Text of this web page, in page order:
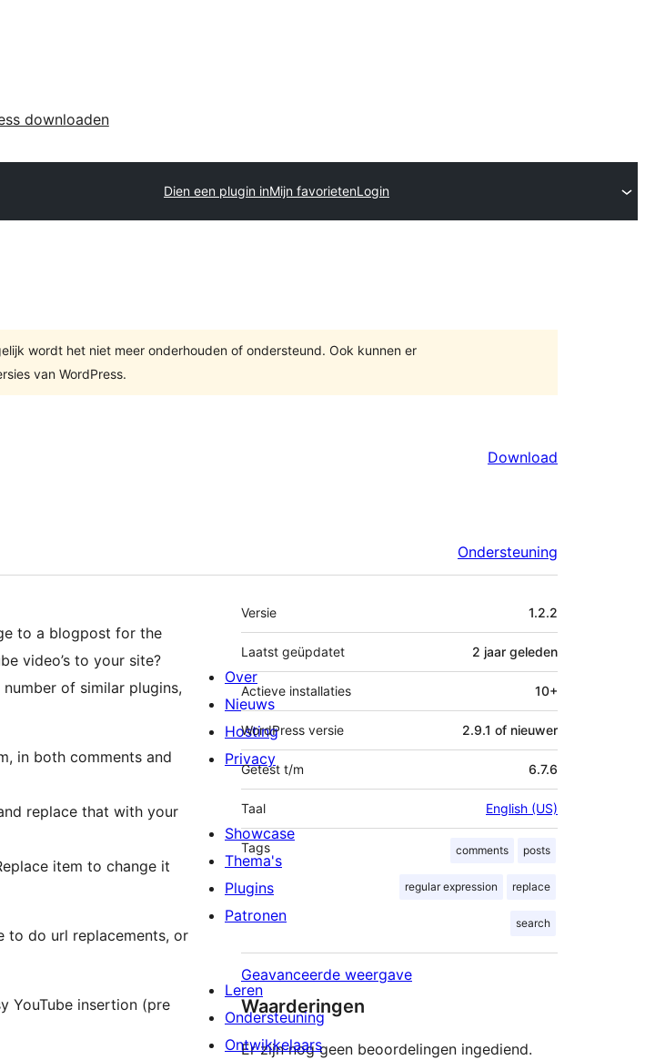
downloaden
Dien een plugin inMijn favorietenLogin
wordt het niet meer onderhouden of ondersteund. Ook kunnen er
van WordPress.
Download
Ondersteuning
to a blogpost for the
video’s to your site?
of similar plugins,
in both comments and
replace that with your
item to change it
to do url replacements, or
YouTube insertion (pre
Meta
Versie 1.2.2
Laatst geüpdatet 2 jaar geleden
Actieve installaties 10+
WordPress versie 2.9.1 of nieuwer
Getest t/m 6.7.6
Taal English (US)
Tags comments posts
regular expression replace
search
Geavanceerde weergave
Waarderingen
Er zijn nog geen beoordelingen ingediend.
Over
Nieuws
Hosting
Privacy
Showcase
Thema's
Plugins
Patronen
Leren
Ondersteuning
Ontwikkelaars